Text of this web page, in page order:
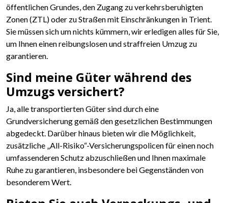
öffentlichen Grundes, den Zugang zu verkehrsberuhigten
Zonen (ZTL) oder zu Straßen mit Einschränkungen in Trient.
Sie müssen sich um nichts kümmern, wir erledigen alles für Sie,
um Ihnen einen reibungslosen und straffreien Umzug zu
garantieren.
Sind meine Güter während des
Umzugs versichert?
Ja, alle transportierten Güter sind durch eine
Grundversicherung gemäß den gesetzlichen Bestimmungen
abgedeckt. Darüber hinaus bieten wir die Möglichkeit,
zusätzliche „All-Risiko“-Versicherungspolicen für einen noch
umfassenderen Schutz abzuschließen und Ihnen maximale
Ruhe zu garantieren, insbesondere bei Gegenständen von
besonderem Wert.